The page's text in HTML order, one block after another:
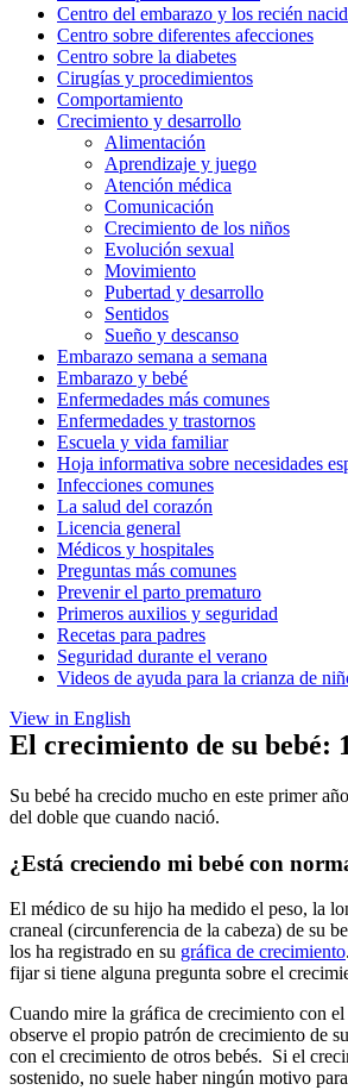
Centro del embarazo y los recién
Centro sobre diferentes afecciones
Centro sobre la diabetes
Cirugías y procedimientos
Comportamiento
Crecimiento y desarrollo
Alimentación
Aprendizaje y juego
Atención médica
Comunicación
Crecimiento de los niños
Evolución sexual
Movimiento
Pubertad y desarrollo
Sentidos
Sueño y descanso
Embarazo semana a semana
Embarazo y bebé
Enfermedades más comunes
Enfermedades y trastornos
Escuela y vida familiar
Hoja informativa sobre necesidades
Infecciones comunes
La salud del corazón
Licencia general
Médicos y hospitales
Preguntas más comunes
Prevenir el parto prematuro
Primeros auxilios y seguridad
Recetas para padres
Seguridad durante el verano
Videos de ayuda para la crianza de
View in English
El crecimiento de su bebé:
Su bebé ha crecido mucho en este primer
del doble que cuando nació.
¿Está creciendo mi bebé con
El médico de su hijo ha medido el peso, la
craneal (circunferencia de la cabeza) de su
los ha registrado en su gráfica de crecimiento
fijar si tiene alguna pregunta sobre el
Cuando mire la gráfica de crecimiento con
observe el propio patrón de crecimiento de
con el crecimiento de otros bebés. Si el
sostenido, no suele haber ningún motivo